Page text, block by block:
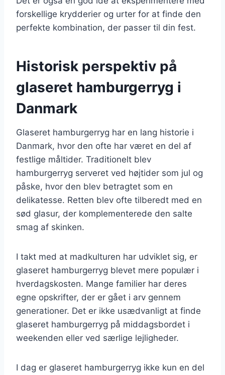
forskellige krydderier og urter for at finde den
perfekte kombination, der passer til din fest.
Historisk perspektiv på
glaseret hamburgerryg i
Danmark
Glaseret hamburgerryg har en lang historie i
Danmark, hvor den ofte har været en del af
festlige måltider. Traditionelt blev
hamburgerryg serveret ved højtider som jul og
påske, hvor den blev betragtet som en
delikatesse. Retten blev ofte tilberedt med en
sød glasur, der komplementerede den salte
smag af skinken.
I takt med at madkulturen har udviklet sig, er
glaseret hamburgerryg blevet mere populær i
hverdagskosten. Mange familier har deres
egne opskrifter, der er gået i arv gennem
generationer. Det er ikke usædvanligt at finde
glaseret hamburgerryg på middagsbordet i
weekenden eller ved særlige lejligheder.
I dag er glaseret hamburgerryg ikke kun en del